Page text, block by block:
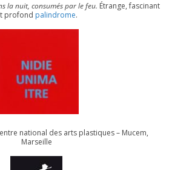
la nuit, consu­més par le feu. Étrange, fas­ci­nant
pro­fond palin­drome.
natio­nal des arts plas­tiques – Mucem,
Marseille